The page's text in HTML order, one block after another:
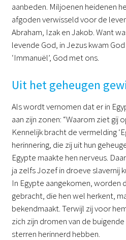
aanbeden. Miljoenen heidenen
afgoden verwisseld voor de
Abraham, Izak en Jakob. Want
levende God, in Jezus kwam
‘Immanuël’, God met ons.
Uit het geheugen
Als wordt vernomen dat er in
aan zijn zonen: “Waarom ziet gij
Kennelijk bracht de vermelding
herinnering, die zij uit hun
Egypte maakte hen nerveus.
ja zelfs Jozef in droeve slavernij
In Egypte aangekomen,
gebracht, die hen wel herkent,
bekendmaakt. Terwijl zij voor
zich zijn dromen van de
sterren herinnerd hebben.